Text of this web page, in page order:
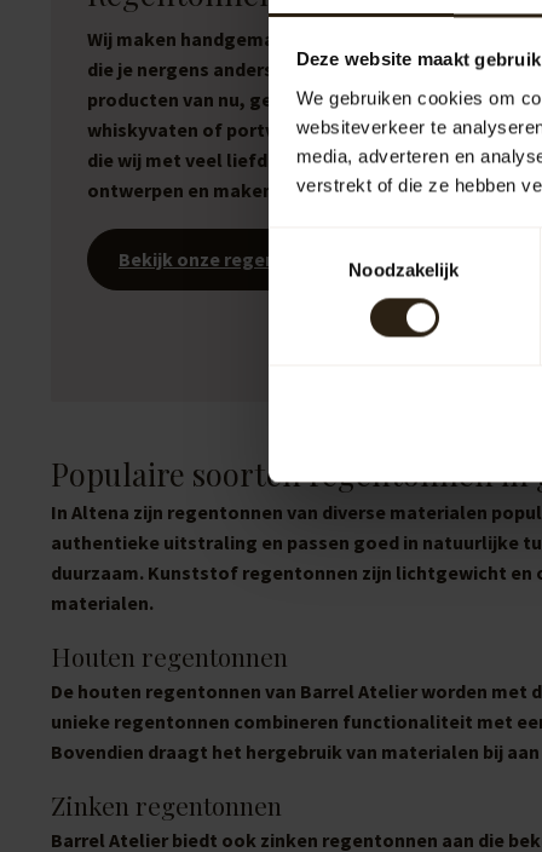
Deze website maakt
We gebruiken cookies om
websiteverkeer te
media, adverteren en
verstrekt of die ze hebben
Noodzakelijk
Wij maken handgemaakte regentonnen en meubelen
die je nergens anders vindt. Stoere, eerlijke
producten van nu, gemaakt van gebruikte
whiskyvaten of portvaten. No-nonsense producten
die wij met veel liefde en enthousiasme zelf
ontwerpen en maken.
Bekijk onze regentonnen
Populaire soorten regentonnen in
In Altena zijn regentonnen van diverse materialen
authentieke uitstraling en passen goed in natuurlijke
duurzaam. Kunststof regentonnen zijn lichtgewicht en
materialen.
Houten regentonnen
De houten regentonnen van Barrel Atelier worden
unieke regentonnen combineren functionaliteit met
Bovendien draagt het hergebruik van materialen bij
Zinken regentonnen
Barrel Atelier biedt ook zinken regentonnen aan die